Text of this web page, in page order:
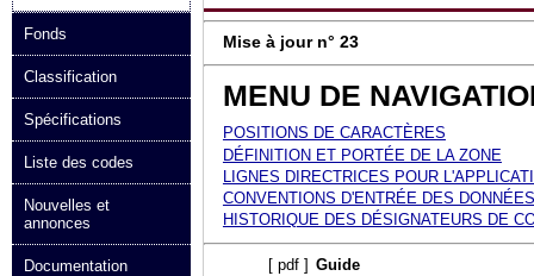
Fonds
Classification
Spécifications
Liste des codes
Nouvelles et
annonces
Documentation
Mise à jour n° 23
MENU DE
POSITIONS DE CARACTÈRES
DÉFINITION ET PORTÉE DE LA ZONE
LIGNES DIRECTRICES POUR
CONVENTIONS D'ENTRÉE DES DONNÉES
HISTORIQUE DES DÉSIGNATEURS DE
[ pdf] Guide